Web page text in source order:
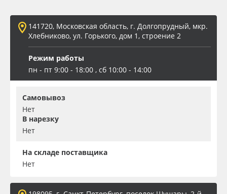
ПЭТ бэклит
Вспененный ПВХ
Заготовки для сувениров
141720, Московская область, г. Долгопрудный, мкр.
Хлебниково, ул. Горького, дом 1, строение 2
Режим работы
пн - пт 9:00 - 18:00 , сб 10:00 - 14:00
Самовывоз
Нет
В нарезку
Нет
На складе поставщика
Нет